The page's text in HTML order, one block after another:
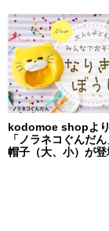
kodomoe shopよ
「ノラネコぐんだ
帽子（大、小）が登